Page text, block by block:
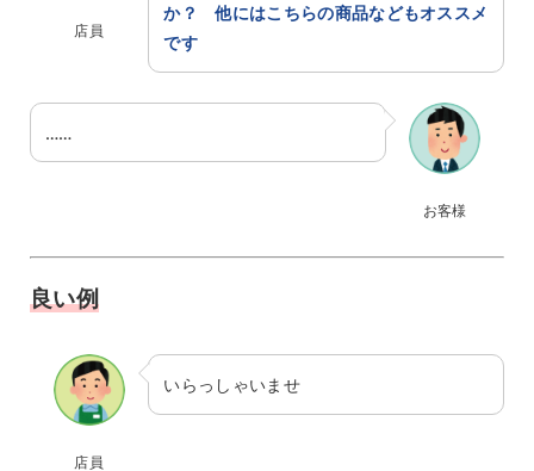
店員
か？ 他にはこちらの商品などもオススメ
です
お客様
……
良い例
店員
いらっしゃいませ